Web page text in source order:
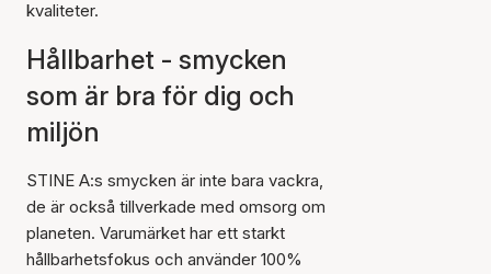
kvaliteter.
Hållbarhet - smycken
som är bra för dig och
miljön
STINE A:s smycken är inte bara vackra,
de är också tillverkade med omsorg om
planeten. Varumärket har ett starkt
hållbarhetsfokus och använder 100%